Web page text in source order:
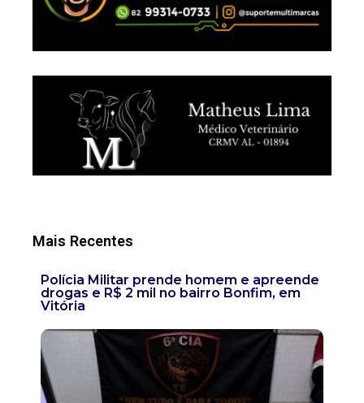
Mais Recentes
Polícia Militar prende homem e apreende
drogas e R$ 2 mil no bairro Bonfim, em
Vitória